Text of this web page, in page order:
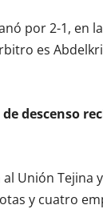
por 2-1, en
es
descenso
Unión Tejina
y cuatro